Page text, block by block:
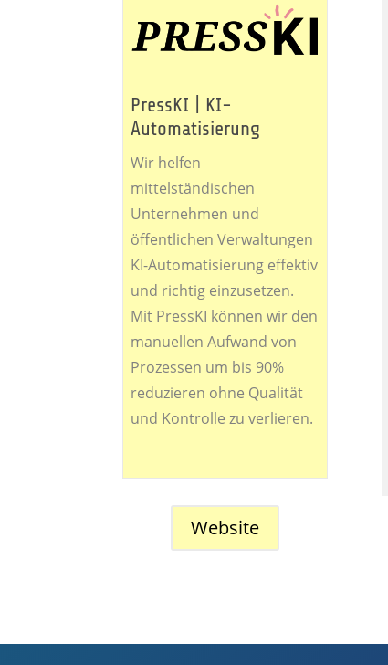
PressKI | KI-
Automatisierung
Wir helfen
mittelständischen
Unternehmen und
öffentlichen Verwaltungen
KI-Automatisierung effektiv
und richtig einzusetzen.
Mit PressKI können wir den
manuellen Aufwand von
Prozessen um bis 90%
reduzieren ohne Qualität
und Kontrolle zu verlieren.
Website